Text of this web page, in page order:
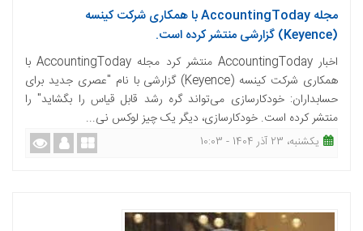
مجله AccountingToday با همکاری شرکت کینسه
(Keyence) گزارشی منتشر کرده است.
اخبار AccountingToday منتشر کرد مجله AccountingToday با
همکاری شرکت کینسه (Keyence) گزارشی با نام "عصری جدید برای
حسابداران: خودکارسازی می‌تواند گره رشد قابل قیاس را بگشاید" را
منتشر کرده است. خودکارسازی، دیگر یک چیز لوکس نی...
یکشنبه، 23 آذر 1404 - 10:03